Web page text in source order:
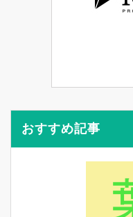
おすすめ記事